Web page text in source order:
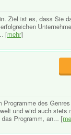
Ziel ist es, dass Sie
[mehr]
des
und wird auch stets
Programm, an... [